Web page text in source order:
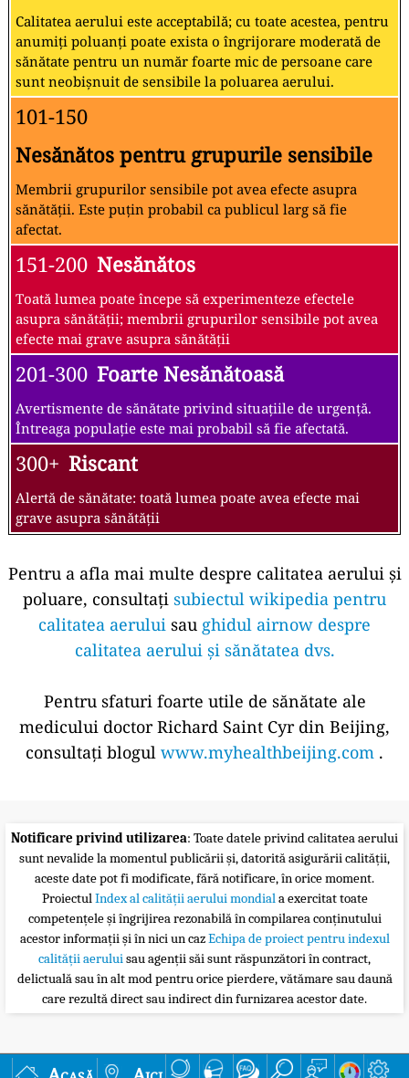
Calitatea aerului este acceptabilă; cu toate acestea, pentru
anumiți poluanți poate exista o îngrijorare moderată de
sănătate pentru un număr foarte mic de persoane care
sunt neobișnuit de sensibile la poluarea aerului.
101-150
Nesănătos pentru grupurile sensibile
Membrii grupurilor sensibile pot avea efecte asupra
sănătății. Este puțin probabil ca publicul larg să fie
afectat.
151-200 Nesănătos
Toată lumea poate începe să experimenteze efectele
asupra sănătății; membrii grupurilor sensibile pot avea
efecte mai grave asupra sănătății
201-300 Foarte Nesănătoasă
Avertismente de sănătate privind situațiile de urgență.
Întreaga populație este mai probabil să fie afectată.
300+ Riscant
Alertă de sănătate: toată lumea poate avea efecte mai
grave asupra sănătății
Pentru a afla mai multe despre calitatea aerului și
poluare, consultați subiectul wikipedia pentru
calitatea aerului sau ghidul airnow despre
calitatea aerului și sănătatea dvs.
Pentru sfaturi foarte utile de sănătate ale
medicului doctor Richard Saint Cyr din Beijing,
consultați blogul www.myhealthbeijing.com .
Notificare privind utilizarea: Toate datele privind calitatea aerului
sunt nevalide la momentul publicării și, datorită asigurării calității,
aceste date pot fi modificate, fără notificare, în orice moment.
ProiectulIndex al calității aerului mondiala exercitat toate
competențele și îngrijirea rezonabilă în compilarea conținutului
acestor informații și în nici un cazEchipa de proiect pentru indexul
calității aeruluisau agenții săi sunt răspunzători în contract,
delictuală sau în alt mod pentru orice pierdere, vătămare sau daună
care rezultă direct sau indirect din furnizarea acestor date.